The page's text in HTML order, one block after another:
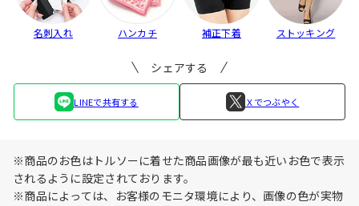
名刺入れ ハンカチ 補正下着 ストッキング
シェアする
LINEで共有する Ｘでつぶやく
※商品のお色はトルソーに着せた商品画像が最も近いお色で表示
されるように設定されております。
※商品によっては、お客様のモニタ環境により、画像の色が実物